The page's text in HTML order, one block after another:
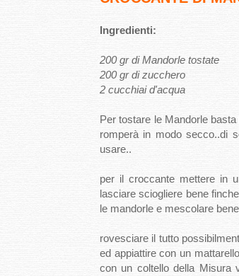
Ingredienti:
200 gr di Mandorle tostate
200 gr di zucchero
2 cucchiai d'acqua
Per tostare le Mandorle
romperà in modo secco..di
usare..
per il croccante mettere in
lasciare sciogliere bene
le mandorle e mescolare
rovesciare il tutto
ed appiattire con un
con un coltello della Misura